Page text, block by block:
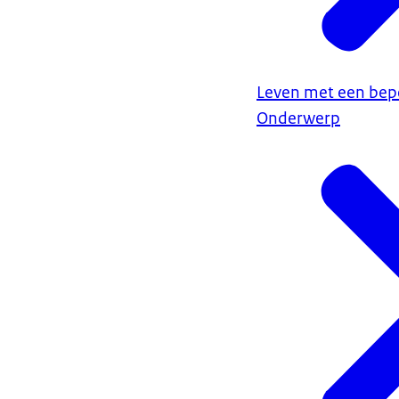
Leven met een
Onderwerp